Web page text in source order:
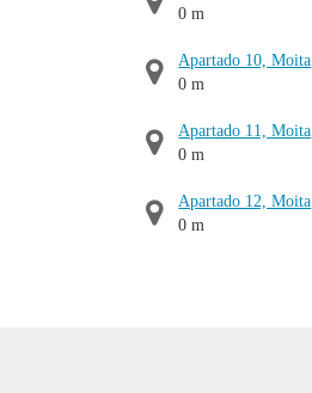
0 m
Apartado 10, Moita
0 m
Apartado 11, Moita
0 m
Apartado 12, Moita
0 m